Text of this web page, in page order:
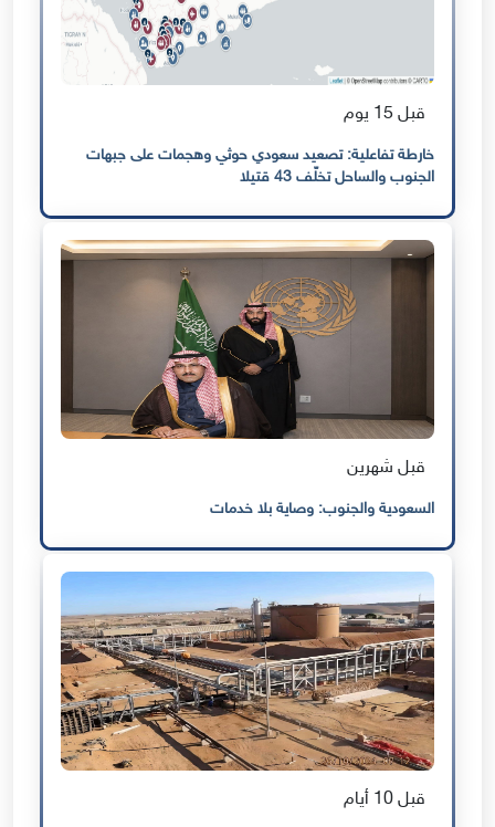
قبل 15 يوم
خارطة تفاعلية: تصعيد سعودي حوثي وهجمات على جبهات
الجنوب والساحل تخلّف 43 قتيلا
قبل شهرين
السعودية والجنوب: وصاية بلا خدمات
قبل 10 أيام